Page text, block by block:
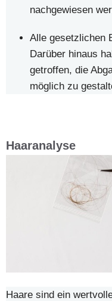
nachgewiesen
Alle gesetzlichen
Darüber hinaus
getroffen, die
möglich zu
Haaranalyse
Haare sind ein